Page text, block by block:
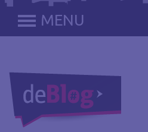
MENU